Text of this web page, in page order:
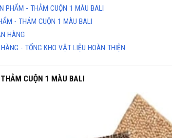
PHẨM - THẢM CUỘN 1 MÀU BALI
- THẢM CUỘN 1 MÀU BALI
HÀNG
- TỔNG KHO VẬT LIỆU HOÀN THIỆN
CUỘN 1 MÀU BALI